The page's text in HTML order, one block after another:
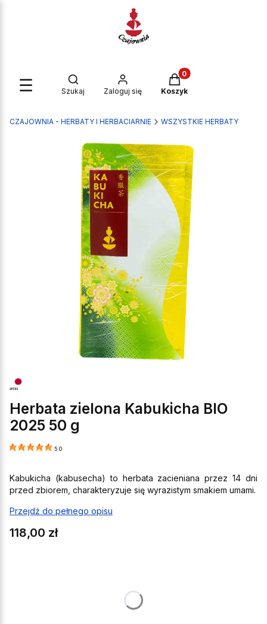
☰ Otwórz wyszukiwarkę
Szukaj Zaloguj się
Produkty w koszyku:
Koszyk
CZAJOWNIA - HERBATY I HERBACIARNIE WSZYSTKIE HERBATY
Herbata zielona Kabukicha BIO
2025 50 g
5.0
Kabukicha (kabusecha) to herbata zacieniana przez 14 dni
przed zbiorem, charakteryzuje się wyrazistym smakiem umami.
Przejdź do pełnego opisu
Cena
118,00 zł
Wybierz wielkość opakowania